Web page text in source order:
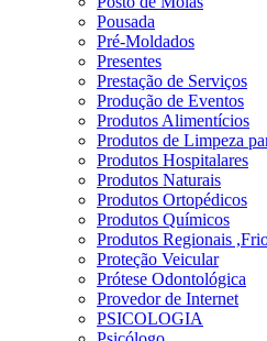
Pousada
Pré-Moldados
Presentes
Prestação de Serviços
Produção de Eventos
Produtos Alimentícios
Produtos de Limpeza
Produtos Hospitalares
Produtos Naturais
Produtos Ortopédicos
Produtos Químicos
Produtos Regionais
Proteção Veicular
Prótese Odontológica
Provedor de Internet
PSICOLOGIA